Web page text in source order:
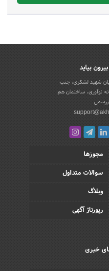
بیاید
شهید لشکری، جنب
نوآوری، ساختمان هم
مجوزها
سوالات متداول
وبلاگ
رپورتاژ آگهی
خبری